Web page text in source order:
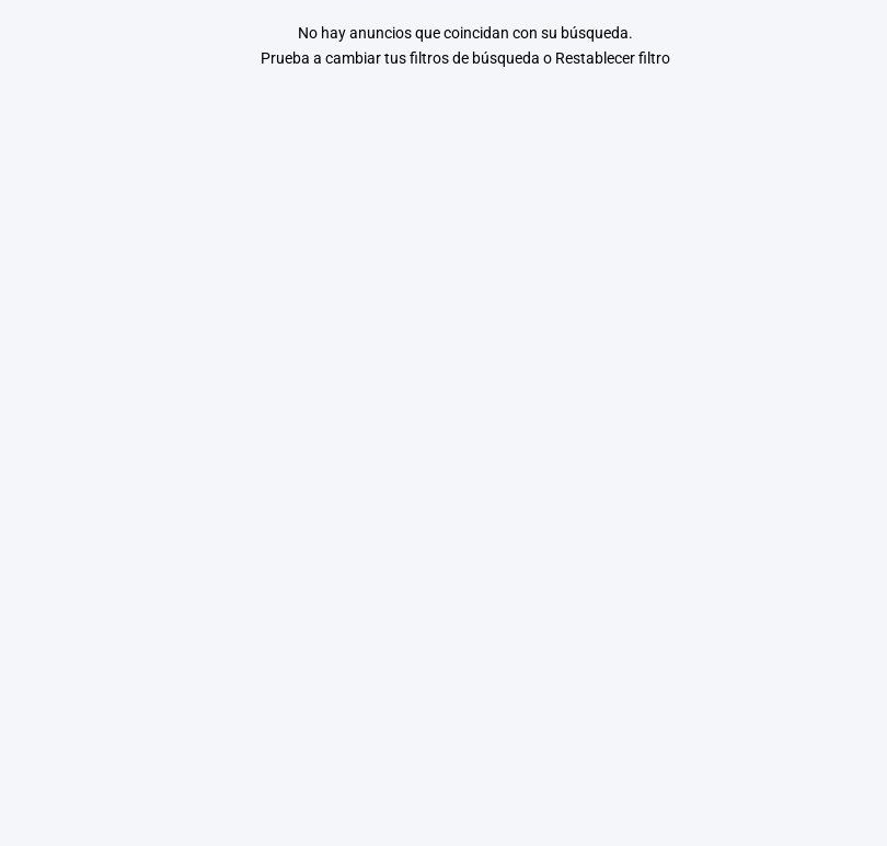
No hay anuncios que coincidan con su búsqueda.
Prueba a cambiar tus filtros de búsqueda o Restablecer filtro